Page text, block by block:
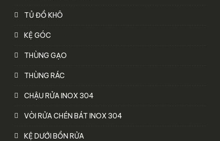
TỦ ĐỒ KHÔ
KỆ GÓC
THÙNG GẠO
THÙNG RÁC
CHẬU RỬA INOX 304
VÒI RỬA CHÉN BÁT INOX 304
KỆ DƯỚI BỒN RỬA